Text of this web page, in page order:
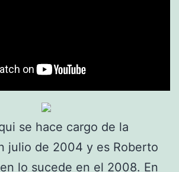
se hace cargo de la
julio de 2004 y es Roberto
lo sucede en el 2008. En